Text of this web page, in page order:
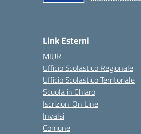
Link Esterni
MIUR
Ufficio Scolastico Regionale
Ufficio Scolastico Territoriale
Scuola in Chiaro
Iscrizioni On Line
Invalsi
Comune